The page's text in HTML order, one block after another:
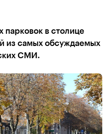
парковок в столице
из самых обсуждаемых
СМИ.